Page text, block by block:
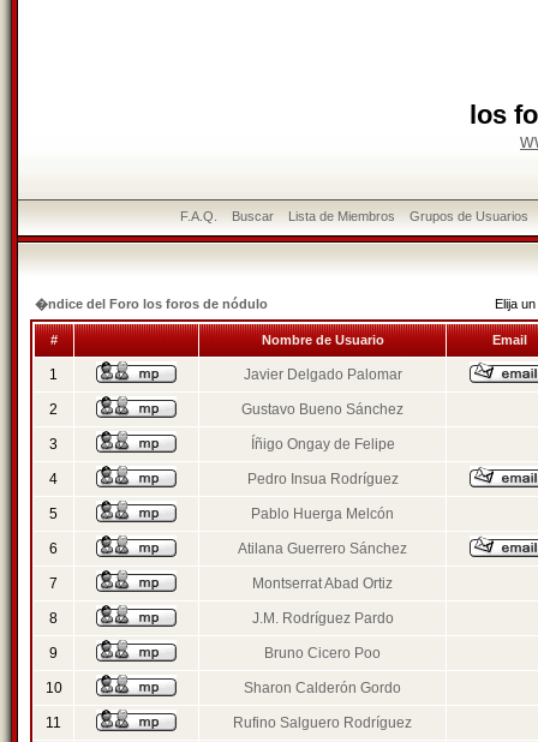
los
F.A.Q. Buscar Lista de Miembros Grupos de Usuarios
�ndice del Foro los foros de nódulo Elija
# Nombre de Usuario Email
1 Javier Delgado Palomar
2 Gustavo Bueno Sánchez
3 Íñigo Ongay de Felipe
4 Pedro Insua Rodríguez
5 Pablo Huerga Melcón
6 Atilana Guerrero Sánchez
7 Montserrat Abad Ortiz
8 J.M. Rodríguez Pardo
9 Bruno Cicero Poo
10 Sharon Calderón Gordo
11 Rufino Salguero Rodríguez